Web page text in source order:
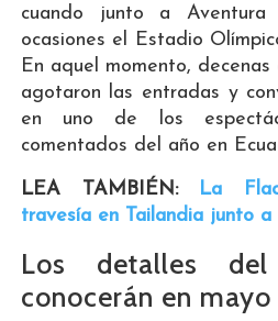
cuando junto a
ocasiones el Estadio
En aquel momento,
agotaron las entradas y
en uno de los
comentados del año en
LEA TAMBIÉN: La
travesía en Tailandia junto a
Los detalles
conocerán en mayo